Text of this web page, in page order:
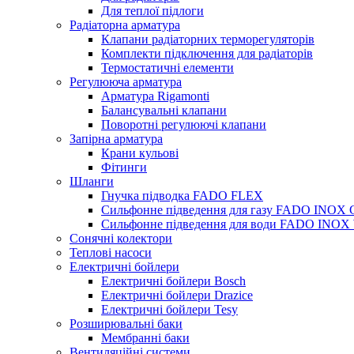
Для теплої підлоги
Радіаторна арматура
Клапани радіаторних терморегуляторів
Комплекти підключення для радіаторів
Термостатичні елементи
Регулююча арматура
Арматура Rigamonti
Балансувальні клапани
Поворотні регулюючі клапани
Запірна арматура
Крани кульові
Фітинги
Шланги
Гнучка підводка FADO FLEX
Сильфонне підведення для газу FADO INOX
Сильфонне підведення для води FADO INOX
Сонячні колектори
Теплові насоси
Електричні бойлери
Електричні бойлери Bosch
Електричні бойлери Drazice
Електричні бойлери Tesy
Розширювальні баки
Мембранні баки